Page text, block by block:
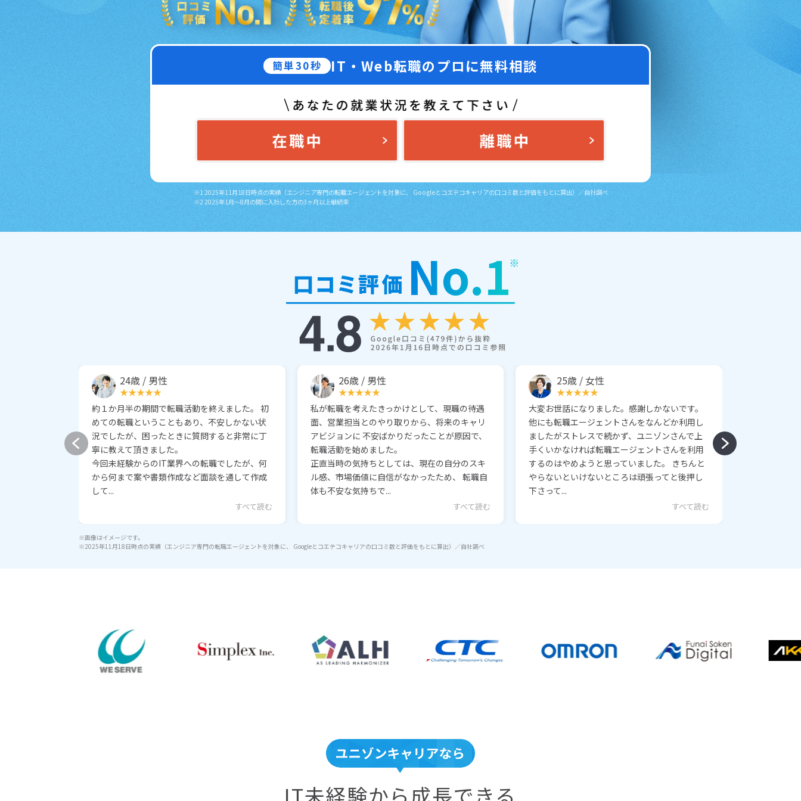
簡単30秒 IT・Web転職のプロに無料相談
※1 2025年11月18日時点の実績（エンジニア専門の転職エージェントを対象に、 Googleとコエテコキャリアの口コミ数と評価をもとに算出）／自社調べ
※2 2025年1月～8月の間に入社した方の3ヶ月以上継続率
24歳 / 男性
約１か月半の期間で転職活動を終えました。 初
めての転職ということもあり、不安しかない状
況でしたが、困ったときに質問すると非常に丁
寧に教えて頂きました。
今回未経験からのIT業界への転職でしたが、何
から何まで案や書類作成など面談を通して作成
して...
すべて読む
26歳 / 男性
私が転職を考えたきっかけとして、現職の待遇
面、営業担当とのやり取りから、将来のキャリ
アビジョンに 不安ばかりだったことが原因で、
転職活動を始めました。
正直当時の気持ちとしては、現在の自分のスキ
ル感、市場価値に自信がなかったため、 転職自
体も不安な気持ちで...
すべて読む
25歳 / 女性
大変お世話になりました。感謝しかないです。
他にも転職エージェントさんをなんどか利用し
ましたがストレスで続かず、ユニゾンさんで上
手くいかなければ転職エージェントさんを利用
するのはやめようと思っていました。 きちんと
やらないといけないところは頑張ってと後押し
下さって...
すべて読む
※画像はイメージです。
※2025年11月18日時点の実績（エンジニア専門の転職エージェントを対象に、 Googleとコエテコキャリアの口コミ数と評価をもとに算出）／自社調べ